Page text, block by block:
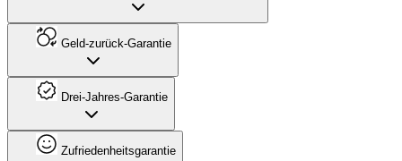
Geld-zurück-Garantie
Drei-Jahres-Garantie
Zufriedenheitsgarantie